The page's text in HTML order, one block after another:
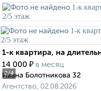
2/4
1-к квартира, на
14 000 ₽ в месяц
Ивана Болотникова 32
Агентство, 02.08.2026